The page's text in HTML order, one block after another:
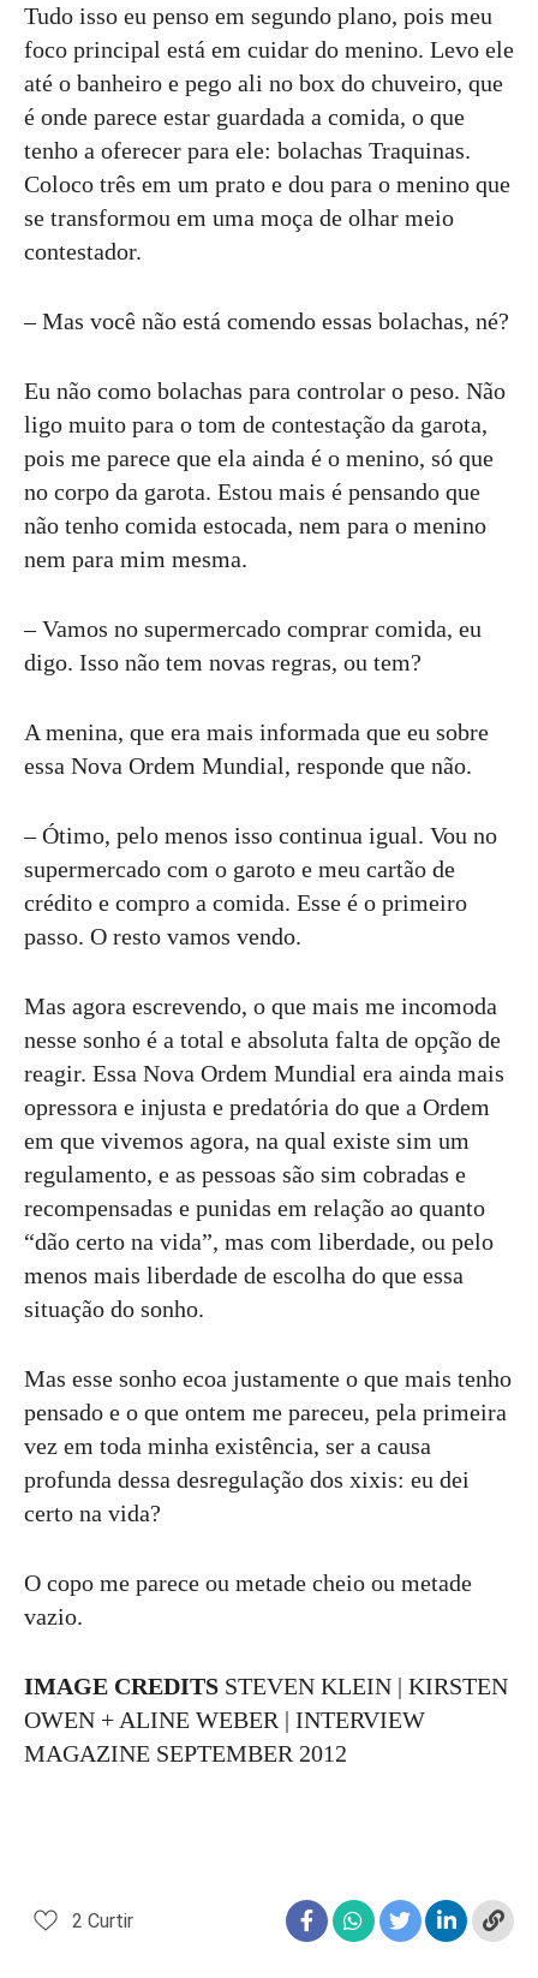
Tudo isso eu penso em segundo plano, pois meu
foco principal está em cuidar do menino. Levo ele
até o banheiro e pego ali no box do chuveiro, que
é onde parece estar guardada a comida, o que
tenho a oferecer para ele: bolachas Traquinas.
Coloco três em um prato e dou para o menino que
se transformou em uma moça de olhar meio
contestador.
– Mas você não está comendo essas bolachas, né?
Eu não como bolachas para controlar o peso. Não
ligo muito para o tom de contestação da garota,
pois me parece que ela ainda é o menino, só que
no corpo da garota. Estou mais é pensando que
não tenho comida estocada, nem para o menino
nem para mim mesma.
– Vamos no supermercado comprar comida, eu
digo. Isso não tem novas regras, ou tem?
A menina, que era mais informada que eu sobre
essa Nova Ordem Mundial, responde que não.
– Ótimo, pelo menos isso continua igual. Vou no
supermercado com o garoto e meu cartão de
crédito e compro a comida. Esse é o primeiro
passo. O resto vamos vendo.
Mas agora escrevendo, o que mais me incomoda
nesse sonho é a total e absoluta falta de opção de
reagir. Essa Nova Ordem Mundial era ainda mais
opressora e injusta e predatória do que a Ordem
em que vivemos agora, na qual existe sim um
regulamento, e as pessoas são sim cobradas e
recompensadas e punidas em relação ao quanto
“dão certo na vida”, mas com liberdade, ou pelo
menos mais liberdade de escolha do que essa
situação do sonho.
Mas esse sonho ecoa justamente o que mais tenho
pensado e o que ontem me pareceu, pela primeira
vez em toda minha existência, ser a causa
profunda dessa desregulação dos xixis: eu dei
certo na vida?
O copo me parece ou metade cheio ou metade
vazio.
IMAGE CREDITS STEVEN KLEIN | KIRSTEN
OWEN + ALINE WEBER | INTERVIEW
MAGAZINE SEPTEMBER 2012
2 Curtir